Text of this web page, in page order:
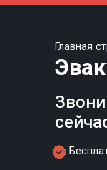
Главная